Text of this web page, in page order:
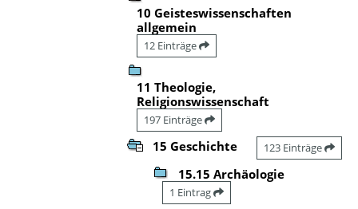
10 Geisteswissenschaften
allgemein
12 Einträge
11 Theologie,
Religionswissenschaft
197 Einträge
15 Geschichte 123 Einträge
15.15 Archäologie
1 Eintrag